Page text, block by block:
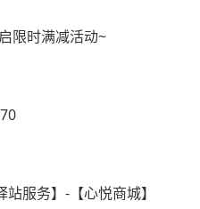
限时满减活动~
服务】-【心悦商城】